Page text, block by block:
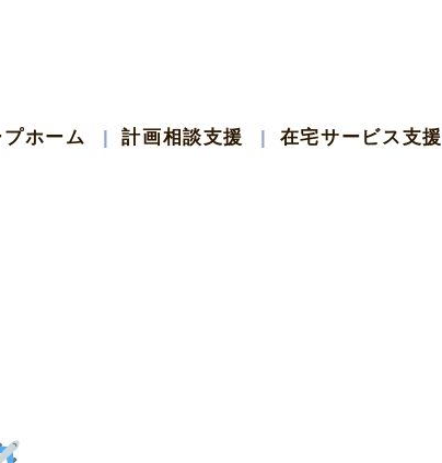
ホーム 計画相談支援 在宅サービス支援